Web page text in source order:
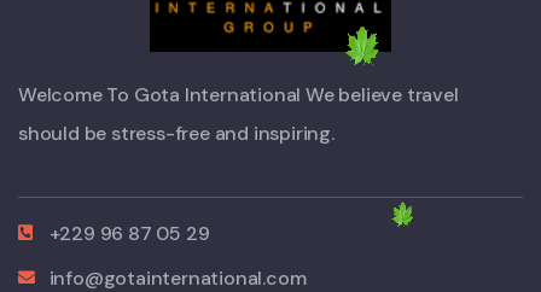
Welcome To Gota International We believe travel
should be stress-free and inspiring.
+229 96 87 05 29
info@gotainternational.com